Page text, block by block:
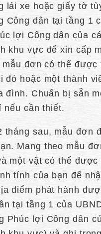
lái xe hoặc giấy tờ
Công dân tại tầng 1
lợi Công dân của
khu vực để xin cấp
đơn có thể được
đó hoặc một thành
đình. Chuẩn bị sẵn
nếu cần thiết.
tháng sau, mẫu đơn
Mang theo mẫu
một vật có thể được
tính của bạn để
điểm phát hành
tại tầng 1 của
Phúc lợi Công dân